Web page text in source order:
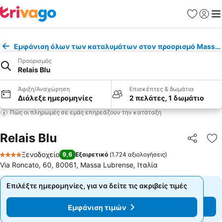
Εμφάνιση όλων των καταλυμάτων στον προορισμό Massa
Προορισμός
Relais Blu
Άφιξη/Αναχώρηση
Διάλεξε ημερομηνίες
Επισκέπτες & δωμάτια
2 πελάτες, 1 δωμάτιο
Πώς οι πληρωμές σε εμάς επηρεάζουν την κατάταξη
Relais Blu
4 Αστέρια
Ξενοδοχείο 9,6 Εξαιρετικό (1.724 αξιολογήσεις)
Via Roncato, 60, 80061, Massa Lubrense, Ιταλία
Επιλέξτε ημερομηνίες, για να δείτε τις ακριβείς τιμές
Εμφάνιση τιμών
Επιλέξτε ημερομηνίες, για να δείτε τις ακριβείς τιμές
Εμφάνιση τιμών